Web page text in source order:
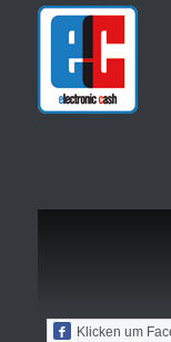
Klicken um